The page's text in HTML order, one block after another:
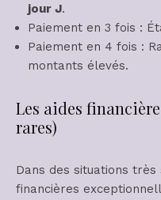
jour J.
Paiement en 3 fois :
Paiement en 4 fois :
montants élevés.
Les aides
rares)
Dans des situations très
financières